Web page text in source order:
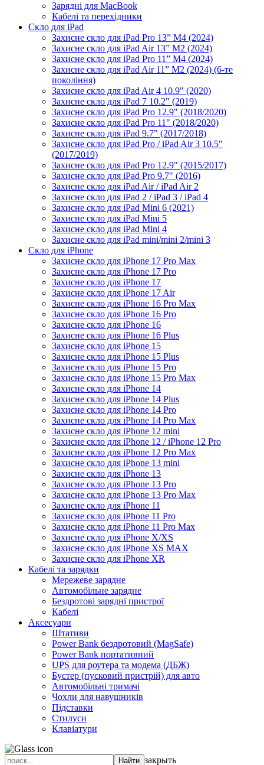
Зарядні для MacBook
Кабелі та перехідники
Скло для iPad
Захисне скло для iPad Pro 13” M4 (2024)
Захисне скло для iPad Air 13” M2 (2024)
Захисне скло для iPad Pro 11” M4 (2024)
Захисне скло для iPad Air 11” M2 (2024) (6-те
покоління)
Захисне скло для iPad Air 4 10.9" (2020)
Захисне скло для iPad 7 10.2" (2019)
Захисне скло для iPad Pro 12.9" (2018/2020)
Захисне скло для iPad Pro 11" (2018/2020)
Захисне скло для iPad 9.7" (2017/2018)
Захисне скло для iPad Pro / iPad Air 3 10.5"
(2017/2019)
Захисне скло для iPad Pro 12.9" (2015/2017)
Захисне скло для iPad Pro 9.7" (2016)
Захисне скло для iPad Air / iPad Air 2
Захисне скло для iPad 2 / iPad 3 / iPad 4
Захисне скло для iPad Mini 6 (2021)
Захисне скло для iPad Mini 5
Захисне скло для iPad Mini 4
Захисне скло для iPad mini/mini 2/mini 3
Скло для iPhone
Захисне скло для iPhone 17 Pro Max
Захисне скло для iPhone 17 Pro
Захисне скло для iPhone 17
Захисне скло для iPhone 17 Air
Захисне скло для iPhone 16 Pro Max
Захисне скло для iPhone 16 Pro
Захисне скло для iPhone 16
Захисне скло для iPhone 16 Plus
Захисне скло для iPhone 15
Захисне скло для iPhone 15 Plus
Захисне скло для iPhone 15 Pro
Захисне скло для iPhone 15 Pro Max
Захисне скло для iPhone 14
Захисне скло для iPhone 14 Plus
Захисне скло для iPhone 14 Pro
Захисне скло для iPhone 14 Pro Max
Захисне скло для iPhone 12 mini
Захисне скло для iPhone 12 / iPhone 12 Pro
Захисне скло для iPhone 12 Pro Max
Захисне скло для iPhone 13 mini
Захисне скло для iPhone 13
Захисне скло для iPhone 13 Pro
Захисне скло для iPhone 13 Pro Max
Захисне скло для iPhone 11
Захисне скло для iPhone 11 Pro
Захисне скло для iPhone 11 Pro Max
Захисне скло для iPhone X/XS
Захисне скло для iPhone XS MAX
Захисне скло для iPhone XR
Кабелі та зарядки
Мережеве зарядне
Автомобільне зарядне
Бездротові зарядні пристрої
Кабелі
Аксесуари
Штативи
Power Bank бездротовий (MagSafe)
Power Bank портативний
UPS для роутера та модема (ДБЖ)
Бустер (пусковий пристрій) для авто
Автомобільні тримачі
Чохли для навушників
Підставки
Стилуси
Клавіатури
закрыть